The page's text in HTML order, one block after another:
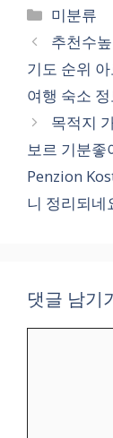
카
테
고
리
미분류
추천수
기도 순위
여행 숙소
목적지
보르 기분
Penzion
니 정리되네
댓글 남기